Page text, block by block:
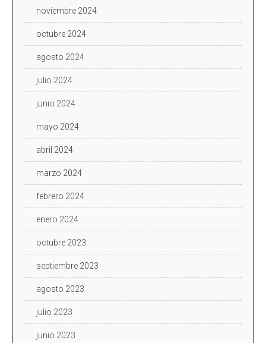
noviembre 2024
octubre 2024
agosto 2024
julio 2024
junio 2024
mayo 2024
abril 2024
marzo 2024
febrero 2024
enero 2024
octubre 2023
septiembre 2023
agosto 2023
julio 2023
junio 2023